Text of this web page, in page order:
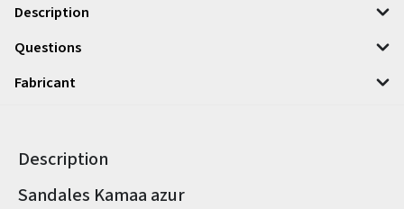
Description
Questions
Fabricant
Description
Informations sur le produit
Sandales Kamaa azur